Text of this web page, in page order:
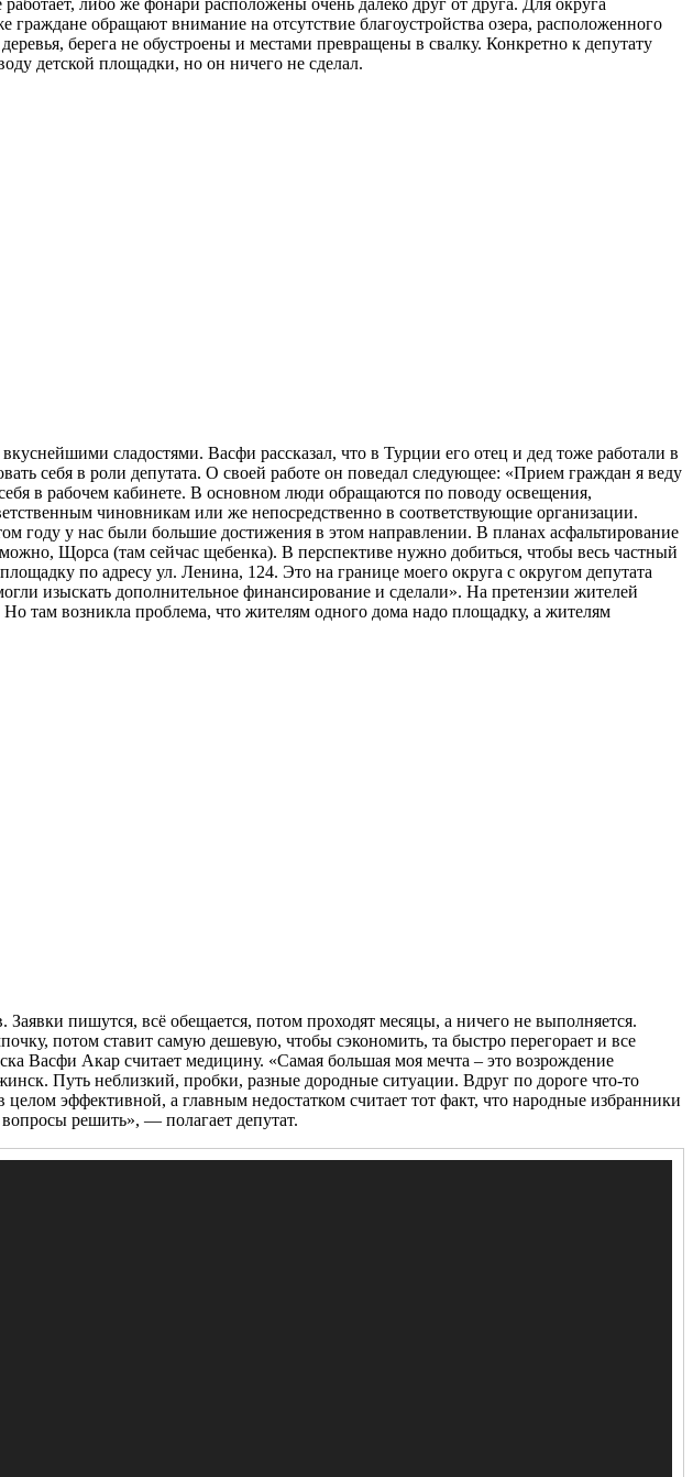
обращают внимание на отсутствие благоустройства озера, расположенного
берега не обустроены и местами превращены в свалку. Конкретно к депутату
детской площадки, но он ничего не сделал.
сладостями. Васфи рассказал, что в Турции его отец и дед тоже работали в
себя в роли депутата. О своей работе он поведал следующее: «Прием граждан я веду
в рабочем кабинете. В основном люди обращаются по поводу освещения,
чиновникам или же непосредственно в соответствующие организации.
году у нас были большие достижения в этом направлении. В планах асфальтирование
Щорса (там сейчас щебенка). В перспективе нужно добиться, чтобы весь частный
по адресу ул. Ленина, 124. Это на границе моего округа с округом депутата
изыскать дополнительное финансирование и сделали». На претензии жителей
там возникла проблема, что жителям одного дома надо площадку, а жителям
пишутся, всё обещается, потом проходят месяцы, а ничего не выполняется.
потом ставит самую дешевую, чтобы сэкономить, та быстро перегорает и все
Васфи Акар считает медицину. «Самая большая моя мечта – это возрождение
Путь неблизкий, пробки, разные дородные ситуации. Вдруг по дороге что-то
эффективной, а главным недостатком считает тот факт, что народные избранники
решить», — полагает депутат.